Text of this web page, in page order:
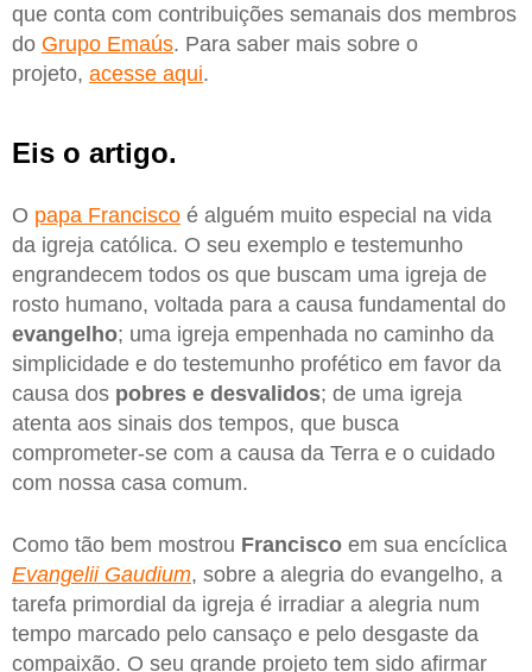
que conta com contribuições semanais dos membros
do Grupo Emaús. Para saber mais sobre o
projeto, acesse aqui.
Eis o artigo.
O papa Francisco é alguém muito especial na vida
da igreja católica. O seu exemplo e testemunho
engrandecem todos os que buscam uma igreja de
rosto humano, voltada para a causa fundamental do
evangelho; uma igreja empenhada no caminho da
simplicidade e do testemunho profético em favor da
causa dos pobres e desvalidos; de uma igreja
atenta aos sinais dos tempos, que busca
comprometer-se com a causa da Terra e o cuidado
com nossa casa comum.
Como tão bem mostrou Francisco em sua encíclica
Evangelii Gaudium, sobre a alegria do evangelho, a
tarefa primordial da igreja é irradiar a alegria num
tempo marcado pelo cansaço e pelo desgaste da
compaixão. O seu grande projeto tem sido afirmar